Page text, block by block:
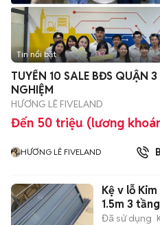
Tin nổi bật
TUYỂN 10 SALE BĐS QUẬN
NGHIỆM
HƯƠNG LÊ FIVELAND
Đến 50 triệu (lương
HƯƠNG LÊ FIVELAND
Kệ v lỗ
1.5m 3 tầng
Đã sử dụng